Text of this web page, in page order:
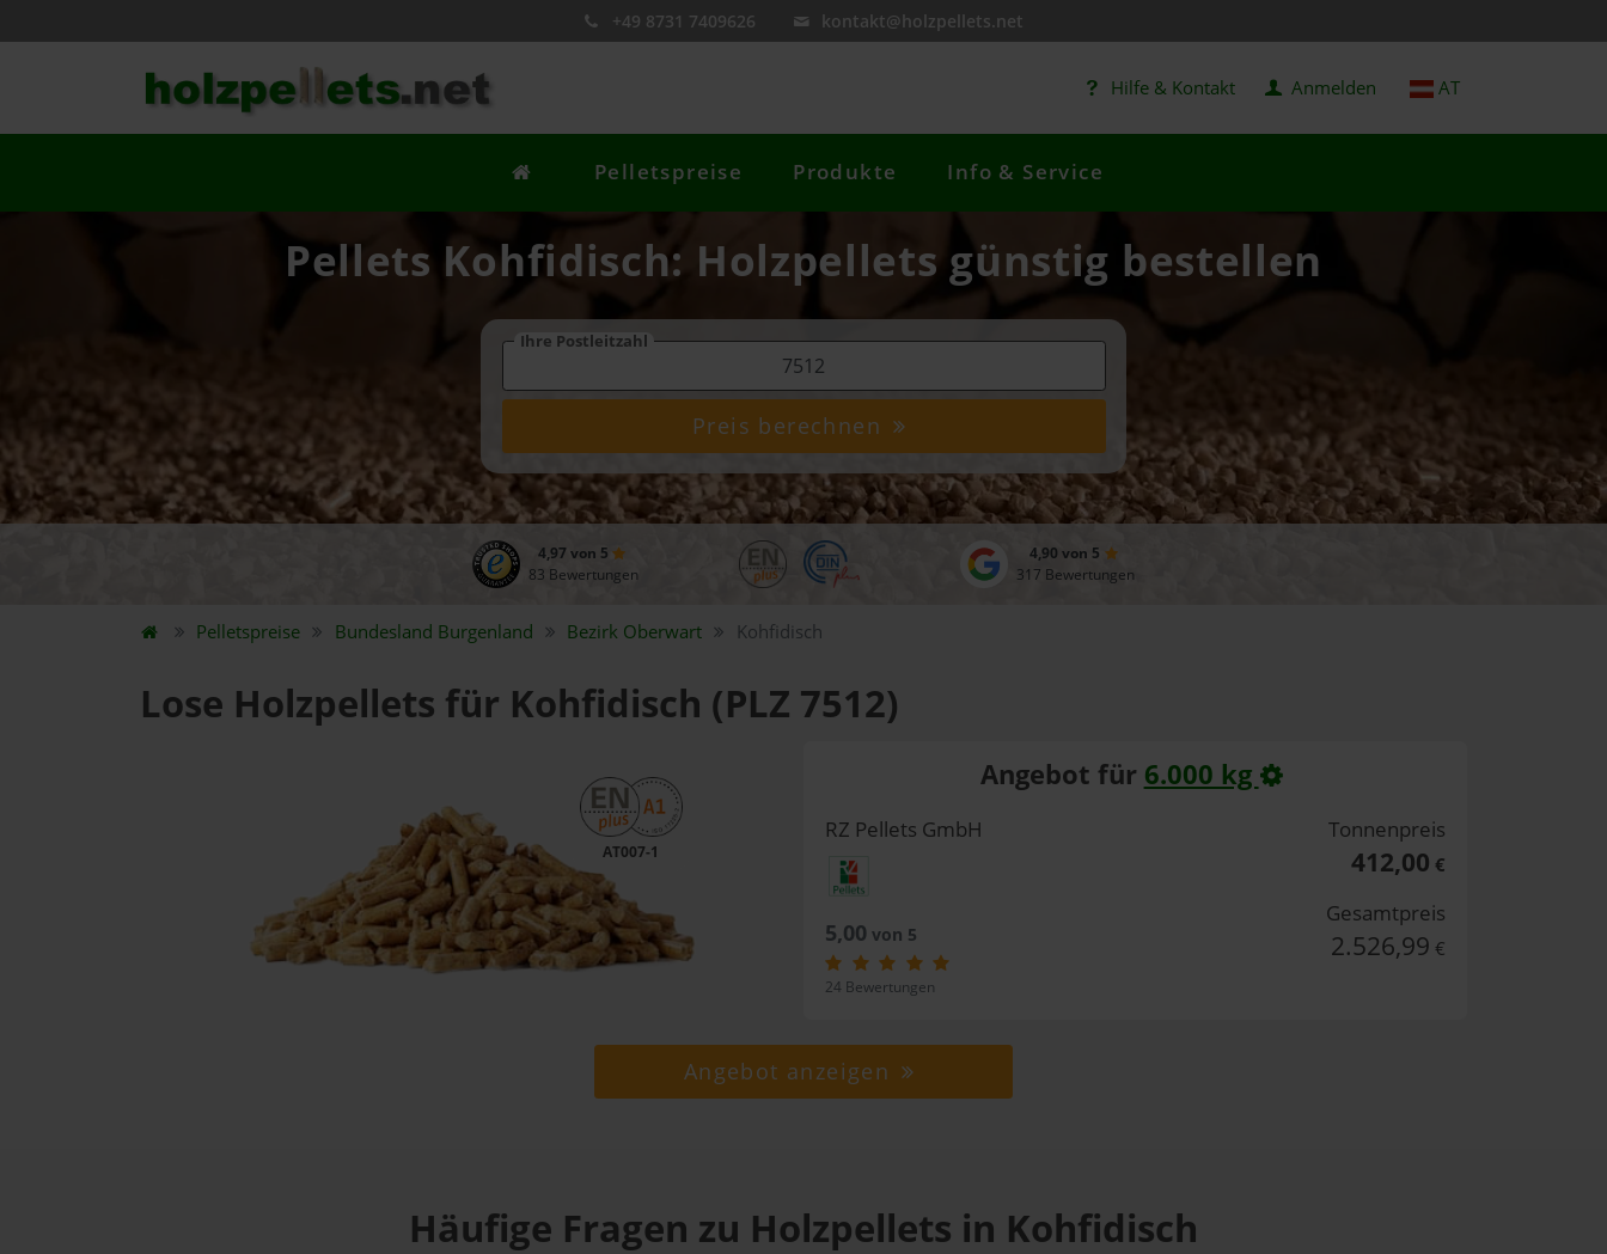
+49 8731 7409626 kontakt@holzpellets.net
Hilfe & Kontakt Anmelden AT
Pelletspreise Produkte Info & Service
Pellets Kohfidisch: Holzpellets günstig bestellen
Ihre Postleitzahl
Preis berechnen
4,97 von 5
83 Bewertungen
4,90 von 5
317 Bewertungen
Pelletspreise Bundesland Burgenland Bezirk Oberwart Kohfidisch
Lose Holzpellets für Kohfidisch (PLZ 7512)
AT007-1
Angebot für 6.000 kg
RZ Pellets GmbH
5,00 von 5
24 Bewertungen
Tonnenpreis
412,00 €
Gesamtpreis
2.526,99 €
Angebot anzeigen
Häufige Fragen zu Holzpellets in Kohfidisch